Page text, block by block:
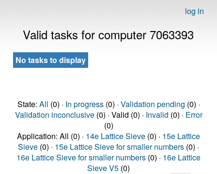
log in
Valid tasks for computer 7063393
No tasks to display
State: All (0) · In progress(0) · Validation pending (0) ·
Validation inconclusive(0) · Valid (0) · Invalid (0) · Error
(0)
Application: All (0) · 14e Lattice Sieve (0) · 15e Lattice
Sieve (0) · 15e Lattice Sieve for smaller numbers (0) ·
16e Lattice Sieve for smaller numbers (0) · 16e Lattice
Sieve V5 (0)